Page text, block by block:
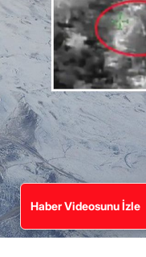
Haber Videosunu İzle